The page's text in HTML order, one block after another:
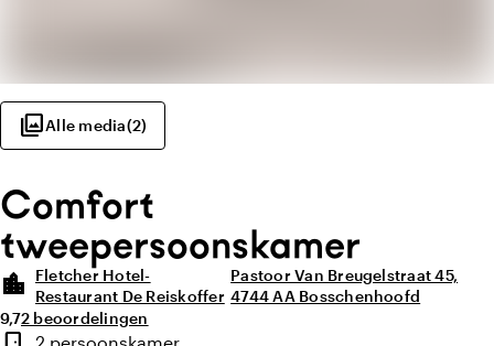
photo_libraryAlle media(2)
Comfort
tweepersoonskamer
location_city
Fletcher Hotel-
Restaurant De Reiskoffer
Pastoor Van Breugelstraat 45,
4744 AA Bosschenhoofd
Gemiddelde beoordeling van 9,7 uit 10
9,7Aantal beoordelingen: 2
2 beoordelingen